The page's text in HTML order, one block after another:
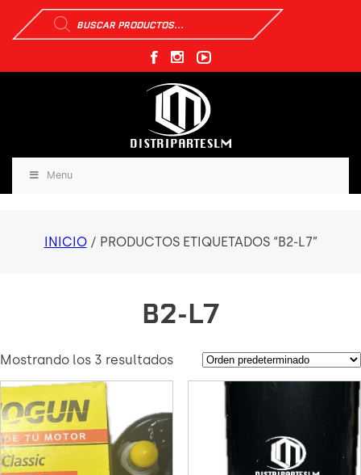
Búsqueda
de
productos
Menu
INICIO/ PRODUCTOS ETIQUETADOS “B2-L7”
B2-L7
Mostrando los 3 resultados